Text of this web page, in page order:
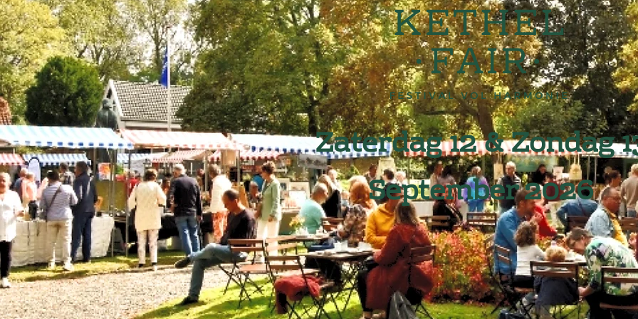
Zaterdag 12 & Zondag
September 2026